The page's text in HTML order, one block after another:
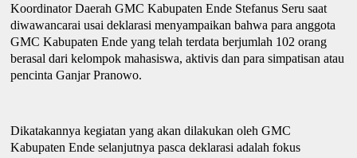
Koordinator Daerah GMC Kabupaten Ende Stefanus Seru saat
diwawancarai usai deklarasi menyampaikan bahwapara anggota
GMC Kabupaten Ende yang telah terdata berjumlah 102 orang
berasal dari kelompok mahasiswa, aktivis dan para simpatisan atau
pencinta Ganjar Pranowo.
Dikatakannya kegiatan yang akan dilakukan oleh GMC
Kabupaten Ende selanjutnya pasca deklarasi adalah fokus